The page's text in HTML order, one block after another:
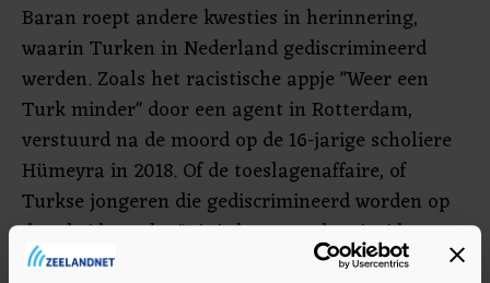
Baran roept andere kwesties in herinnering,
waarin Turken in Nederland gediscrimineerd
werden. Zoals het racistische appje "Weer een
Turk minder" door een agent in Rotterdam,
verstuurd na de moord op de 16-jarige scholiere
Hümeyra in 2018. Of de toeslagenaffaire, of
Turkse jongeren die gediscrimineerd worden op
de arbeidsmarkt. "Dit is het zoveelste incident, we
kunnen dit niet accepteren met z'n allen", aldus